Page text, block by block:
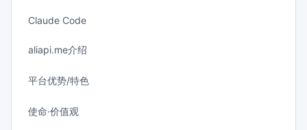
Claude Code
aliapi.me介绍
平台优势/特色
使命·价值观